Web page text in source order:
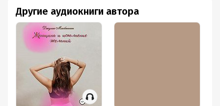
Другие аудиокниги автора